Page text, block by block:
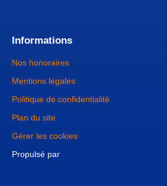
Informations
Nos honoraires
Mentions légales
Politique de confidentialité
Plan du site
Gérer les cookies
Propulsé par